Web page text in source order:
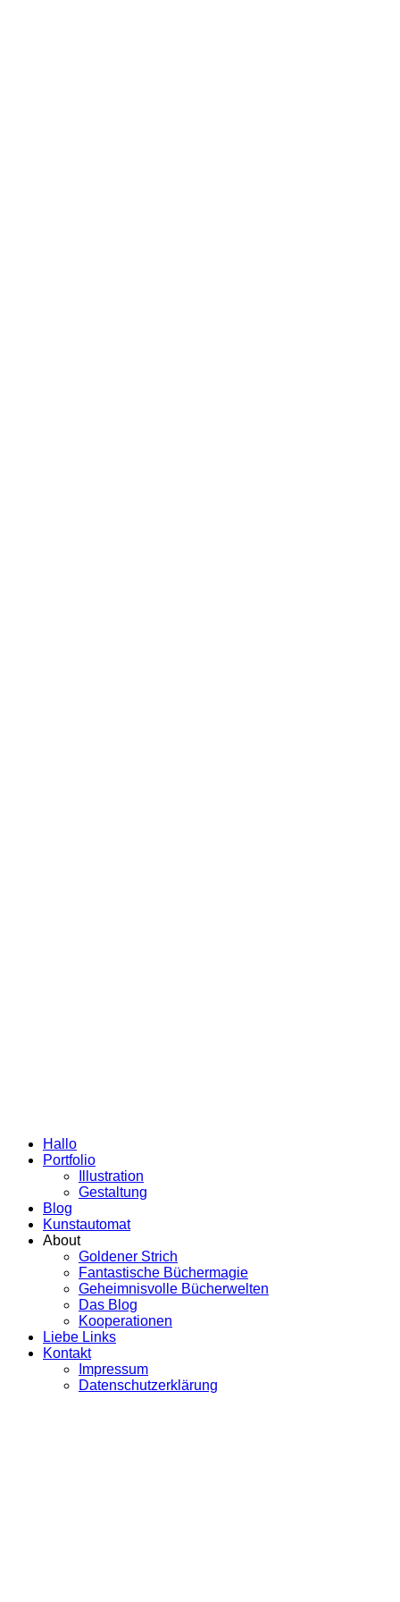
Hallo
Portfolio
Illustration
Gestaltung
Blog
Kunstautomat
About
Goldener Strich
Fantastische Büchermagie
Geheimnisvolle Bücherwelten
Das Blog
Kooperationen
Liebe Links
Kontakt
Impressum
Datenschutzerklärung